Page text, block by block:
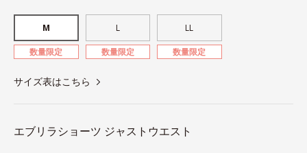
M
数量限定
L
数量限定
LL
数量限定
サイズ表はこちら
エブリラショーツ ジャストウエスト